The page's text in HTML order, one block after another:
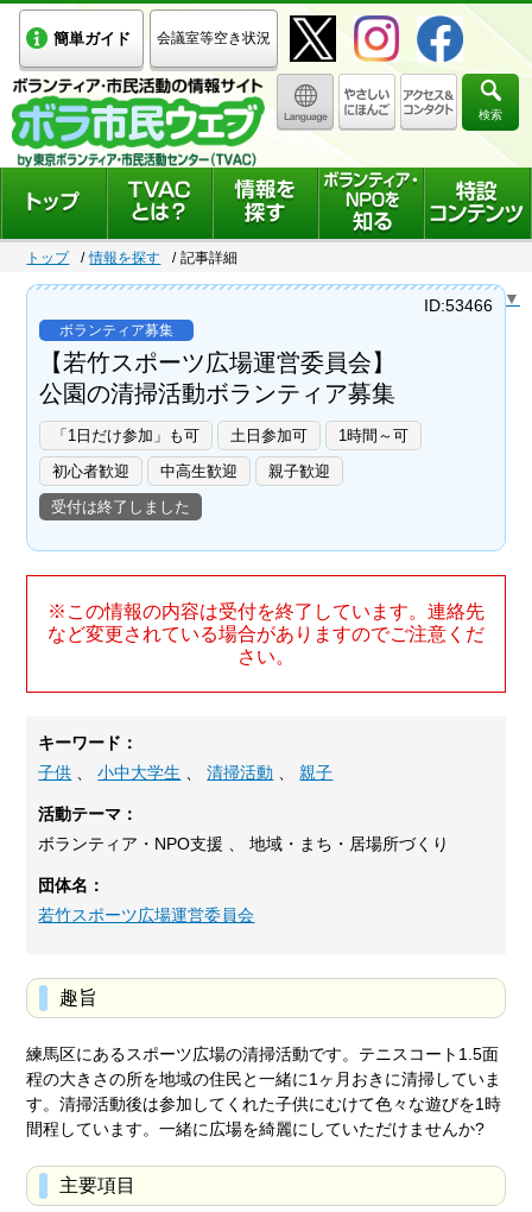
簡単ガイド 会議室等空き状況
検索
トップ 情報を探す 記事詳細
Select Language ▼
ボランティア募集
【若竹スポーツ広場運営委員会】
公園の清掃活動ボランティア募集
「1日だけ参加」も可 土日参加可
1時間～可
初心者歓迎
中高生歓迎
親子歓迎
受付は終了しました
ID:53466
※この情報の内容は受付を終了しています。連絡先
など変更されている場合がありますのでご注意くだ
さい。
キーワード：
子供 、小中大学生 、清掃活動 、親子
活動テーマ：
ボランティア・NPO支援 、 地域・まち・居場所づくり
団体名：
若竹スポーツ広場運営委員会
趣旨
練馬区にあるスポーツ広場の清掃活動です。テニスコート1.5面
程の大きさの所を地域の住民と一緒に1ヶ月おきに清掃していま
す。清掃活動後は参加してくれた子供にむけて色々な遊びを1時
間程しています。一緒に広場を綺麗にしていただけませんか?
主要項目